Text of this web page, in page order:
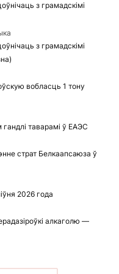
з грамадскімі
з грамадскімі
вобласць 1 тону
таварамі ў ЕАЭС
страт Белкаапсаюза ў
2026 года
алкаголю —